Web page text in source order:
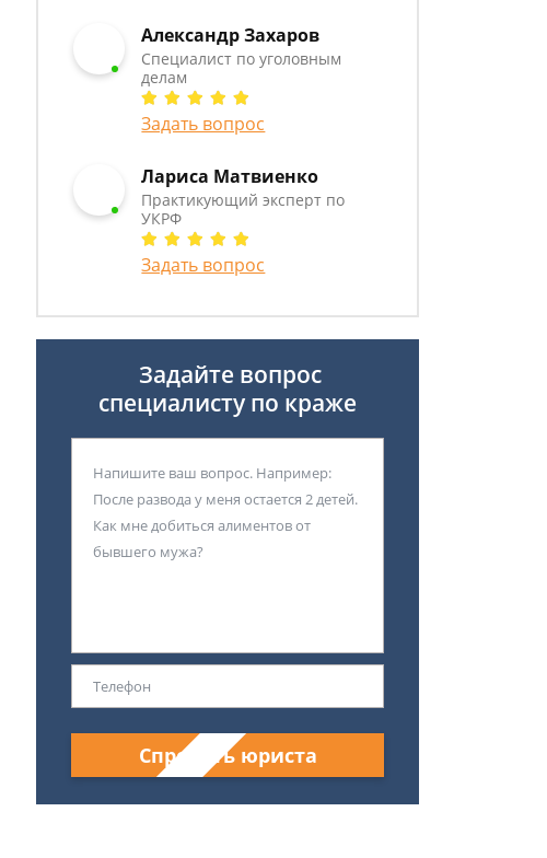
Александр Захаров
Специалист по уголовным
делам
Задать вопрос
Лариса Матвиенко
Практикующий эксперт по
УКРФ
Задать вопрос
Задайте вопрос
специалисту по краже
Спросить юриста